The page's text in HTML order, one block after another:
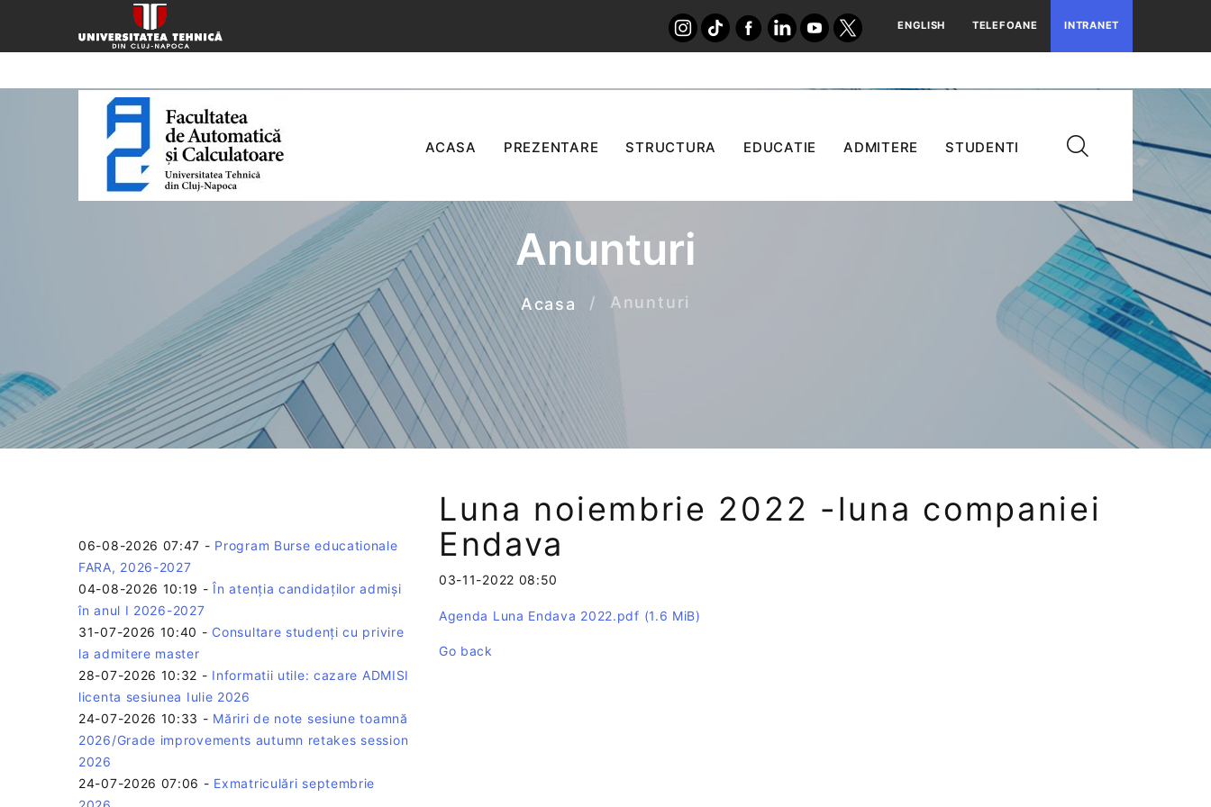
ENGLISH TELEFOANE INTRANET
ACASA PREZENTARE STRUCTURA EDUCATIE ADMITERE STUDENTI
Anunturi
Acasa Anunturi
06-08-2026 07:47 - Program Burse educationale
FARA, 2026-2027
04-08-2026 10:19 -În atenția candidaților admiși
în anul I 2026-2027
31-07-2026 10:40 - Consultare studenți cu privire
la admitere master
28-07-2026 10:32 - Informatii utile: cazare ADMISI
licenta sesiunea Iulie 2026
24-07-2026 10:33 - Măriri de note sesiune toamnă
2026/Grade improvements autumn retakes session
2026
24-07-2026 07:06 - Exmatriculări septembrie
Luna noiembrie 2022 -luna companiei
Endava
03-11-2022 08:50
Agenda Luna Endava 2022.pdf (1.6 MiB)
Go back